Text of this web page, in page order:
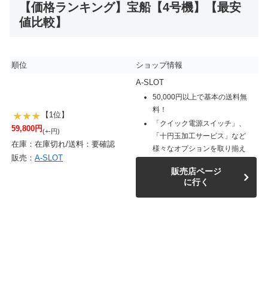
【価格ランキング】宝船【4号機】【最安
値比較】
順位 ショップ情報
【1位】
59,800円(+-円)
在庫：在庫切れ/送料：要確認
販売： A-SLOT
A-SLOT
50,000円以上で基本の送料無
料！
「クイック電源スイッチ」、
「十円玉加工サービス」など
様々なオプションを取り揃え
販売店ページ
に行く